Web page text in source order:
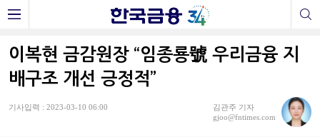
이복현 금감원장 “임종룡號 우리금융 지
배구조 개선 긍정적”
기사입력 : 2023-03-10 06:00
김관주 기자
gjoo@fntimes.com